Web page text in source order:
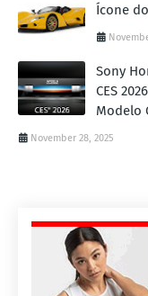
Ícone
Sony
CES
Modelo
November 28, 2025